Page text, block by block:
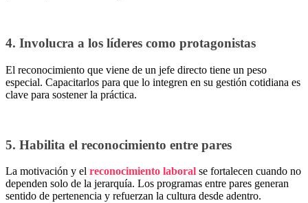
4. Involucra a los líderes como protagonistas
El reconocimiento que viene de un jefe directo tiene un peso
especial. Capacitarlos para que lo integren en su gestión cotidiana es
clave para sostener la práctica.
5. Habilita el reconocimiento entre pares
La motivación y el reconocimiento laboral se fortalecen cuando no
dependen solo de la jerarquía. Los programas entre pares generan
sentido de pertenencia y refuerzan la cultura desde adentro.